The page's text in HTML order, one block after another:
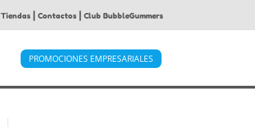
Tiendas| Contactos| Club BubbleGummers
PROMOCIONES EMPRESARIALES